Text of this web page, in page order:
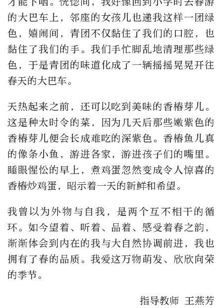
的大巴车上，邻座的女孩儿也递我这样一团绿
色，嬉闹间，青团不仅黏住了我们的口腔，也
黏住了我们的手。我们手忙脚乱地清理那些绿
色，于是青团的味道化成了一辆摇摇晃晃开往
春天的大巴车。
天热起来之前，还可以吃到美味的香椿芽儿。
这是种太时令的菜，因为几天后那些嫩紫色的
香椿芽儿便会长成难吃的深紫色。香椿鱼儿真
的像条小鱼，游进各家，游进孩子们的嘴里。
睡眼惺忪的早上，煮鸡蛋忽然变成令人惊喜的
香椿炒鸡蛋，昭示着一天的新鲜和希望。
我曾以为外物与自我，是两个互不相干的循
环。如今望着、听着、品着、感受着春之韵，
渐渐体会到内在的我与大自然协调前进，我也
拥有了春的品质。我爱这万物萌发、欣欣向荣
的季节。
指导教师 王燕芳